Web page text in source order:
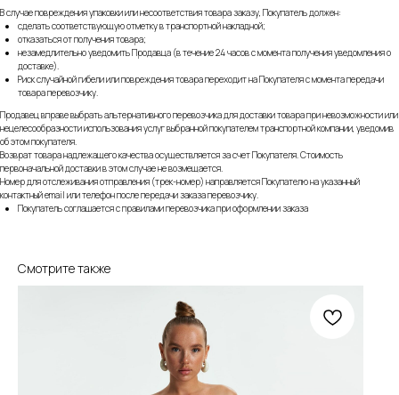
В случае повреждения упаковки или несоответствия товара заказу, Покупатель должен:
сделать соответствующую отметку в транспортной накладной;
отказаться от получения товара;
незамедлительно уведомить Продавца (в течение 24 часов с момента получения уведомления о
доставке).
Риск случайной гибели или повреждения товара переходит на Покупателя с момента передачи
товара перевозчику.
Продавец вправе выбрать альтернативного перевозчика для доставки товара при невозможности или
нецелесообразности использования услуг выбранной покупателем транспортной компании, уведомив
об этом покупателя.
Возврат товара надлежащего качества осуществляется за счет Покупателя. Стоимость
первоначальной доставки в этом случае не возмещается.
Номер для отслеживания отправления (трек-номер) направляется Покупателю на указанный
контактный email или телефон после передачи заказа перевозчику.
Покупатель соглашается с правилами перевозчика при оформлении заказа
Смотрите также